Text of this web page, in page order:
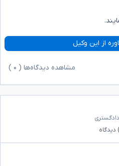
از این وکیل
مشاهده دیدگاه‌ها ( ۰
دیدگاه